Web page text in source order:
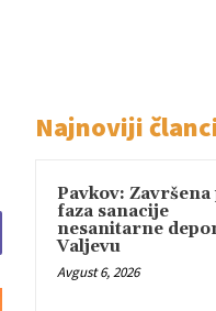
Najnoviji
Pavkov:
faza sanacije
nesanitarne
Valjevu
Avgust 6, 2026